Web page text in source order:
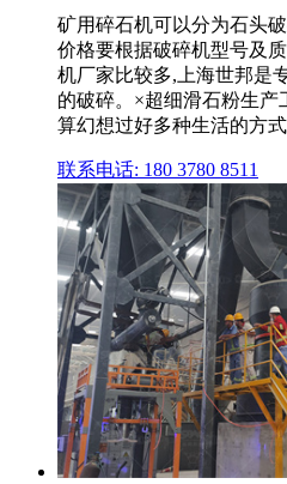
矿用碎石机可以分为石头
价格要根据破碎机型号及
机厂家比较多,上海世邦是
的破碎。×超细滑石粉生产
算幻想过好多种生活的方式
联系电话: 180 3780 8511